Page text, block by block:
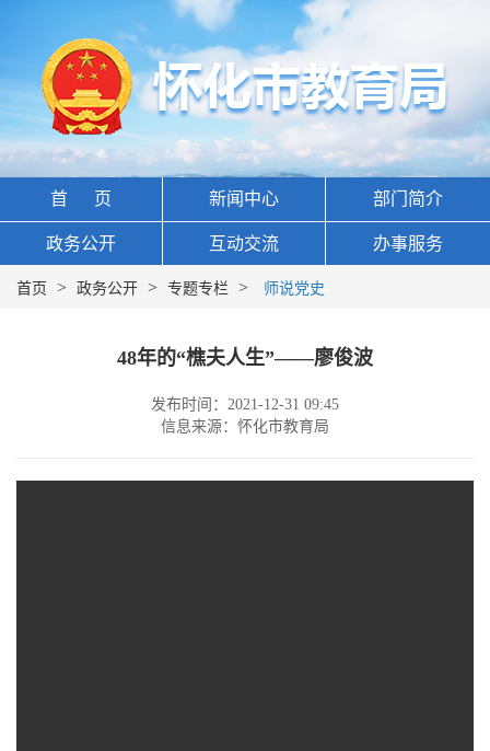
首 页 新闻中心 部门简介
政务公开 互动交流 办事服务
首页 > 政务公开 > 专题专栏 > 师说党史
48年的“樵夫人生”——廖俊波
发布时间：2021-12-31 09:45
信息来源：怀化市教育局